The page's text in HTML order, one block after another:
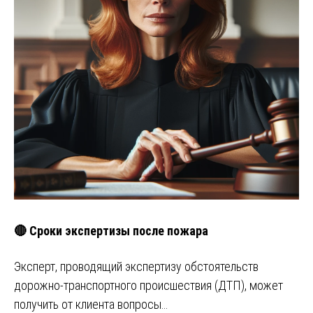
🔴 Сроки экспертизы после пожара
Эксперт, проводящий экспертизу обстоятельств
дорожно-транспортного происшествия (ДТП), может
получить от клиента вопросы…